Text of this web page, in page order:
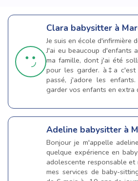
Clara babysitter à
Je suis en école d'infirmière
J'ai eu beaucoup d'enfants
ma famille, dont j'ai été
pour les garder. à‡a c'est
passé, j'adore les
garder vos enfants en extra
Adeline babysitter à
Bonjour je m'appelle
quelque expérience en
adolescente responsable et
mes services de baby-